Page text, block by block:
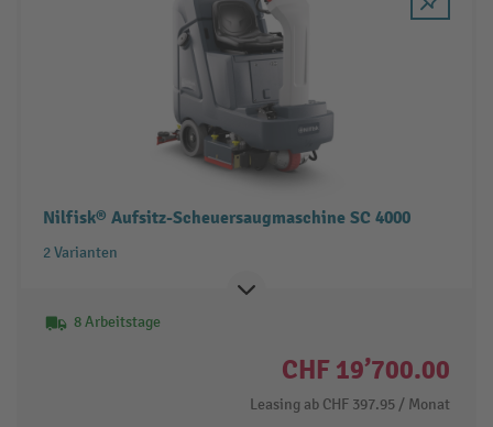
Nilfisk® Aufsitz-Scheuersaugmaschine SC 4000
2 Varianten
8 Arbeitstage
CHF 19’700.00
Leasing ab CHF 397.95 / Monat